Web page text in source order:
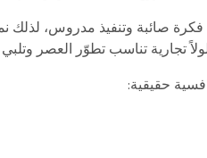
فكرة صائبة وتنفيذ مدروس، لذلك
تجارية تناسب تطوّر العصر وتلبي
حقيقية: